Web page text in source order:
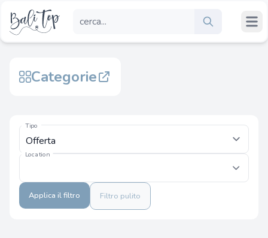
Categorie
Tipo
Location
Applica il filtro Filtro pulito